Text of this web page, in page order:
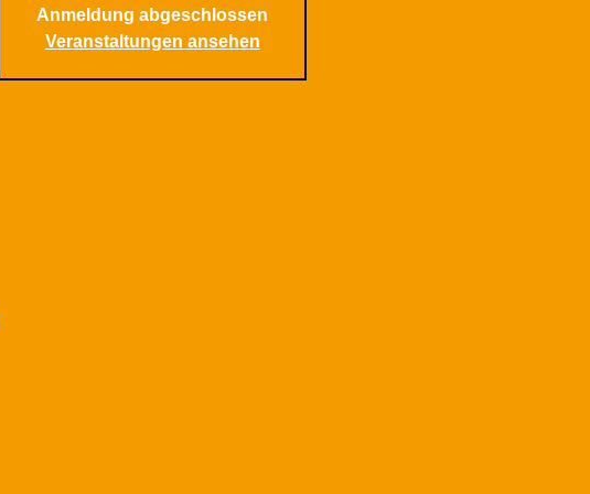
Anmeldung abgeschlossen
Veranstaltungen ansehen